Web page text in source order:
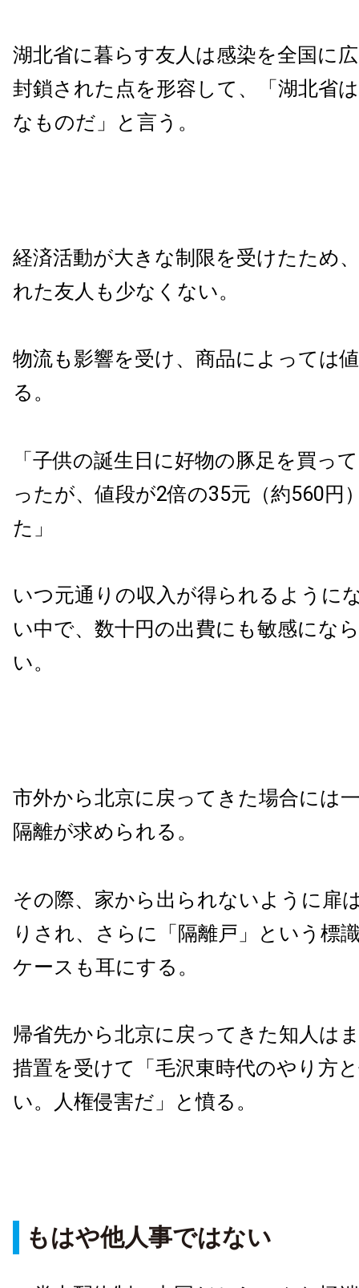
湖北省に暮らす友人は感染を全国に
封鎖された点を形容して、「湖北省
なものだ」と言う。
経済活動が大きな制限を受けたため
れた友人も少なくない。
物流も影響を受け、商品によっては
る。
「子供の誕生日に好物の豚足を買っ
ったが、値段が2倍の35元（約560円
た」
いつ元通りの収入が得られるように
い中で、数十円の出費にも敏感にな
い。
市外から北京に戻ってきた場合には
隔離が求められる。
その際、家から出られないように扉
りされ、さらに「隔離戸」という標
ケースも耳にする。
帰省先から北京に戻ってきた知人は
措置を受けて「毛沢東時代のやり方
い。人権侵害だ」と憤る。
もはや他人事ではない